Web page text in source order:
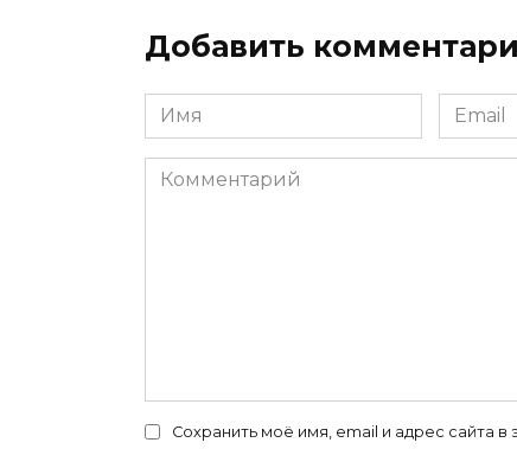
Добавить
Имя
*
Email
*
Комментарий
Сохранить моё имя, email и адрес сайта